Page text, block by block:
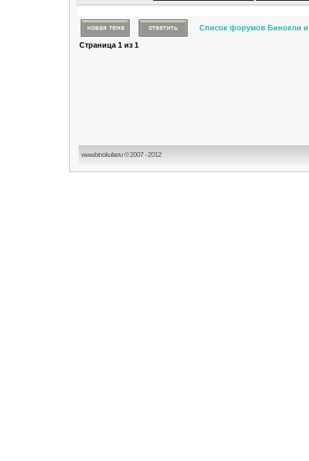
Список форумов Бинокли и
Страница 1 из 1
www.binokular.ru © 2007 - 2012